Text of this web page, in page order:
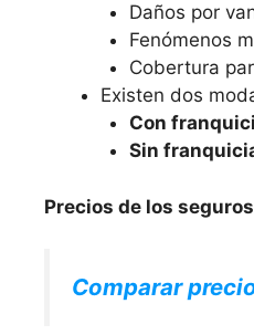
Daños por
Fenómenos
Cobertura
Existen dos
Con
Sin
Precios de los
Comparar